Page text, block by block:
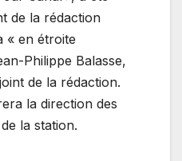
de la rédaction
« en étroite
Philippe Balasse,
de la rédaction.
la direction des
la station.